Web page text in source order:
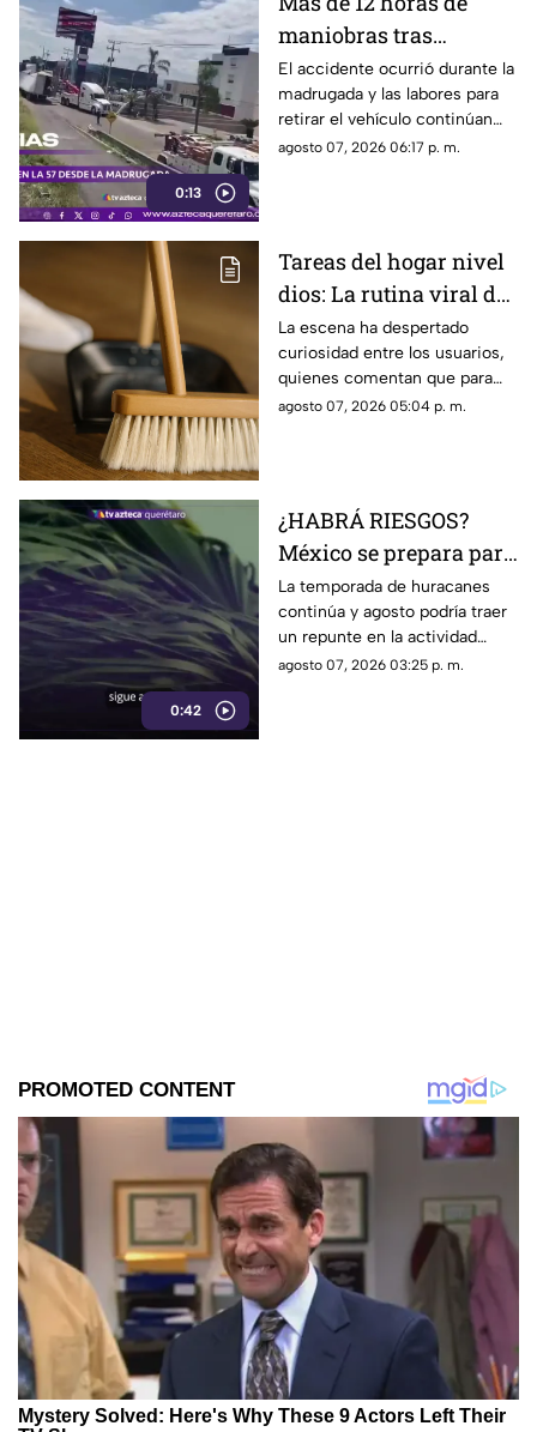
0:13
maniobras tras
volcadura de unidad
pesada en la carretera
57
El accidente ocurrió durante la
madrugada y las labores para
retirar el vehículo continúan
desde hace más de 12 horas en
agosto 07, 2026 06:17 p. m.
Tareas del hogar nivel
dios: La rutina viral de
esta mamá para la
limpieza el techo
La escena ha despertado
curiosidad entre los usuarios,
quienes comentan que para
algunas personas ningún
agosto 07, 2026 05:04 p. m.
0:42
¿HABRÁ RIESGOS?
México se prepara para
otro posible ciclón
tropical; esta sería la
fecha
La temporada de huracanes
continúa y agosto podría traer
un repunte en la actividad
tropical; estos son los
agosto 07, 2026 03:25 p. m.